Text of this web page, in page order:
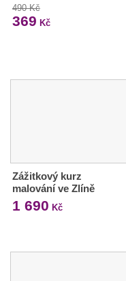
490 Kč
369 Kč
Zážitkový kurz
malování ve Zlíně
1 690 Kč